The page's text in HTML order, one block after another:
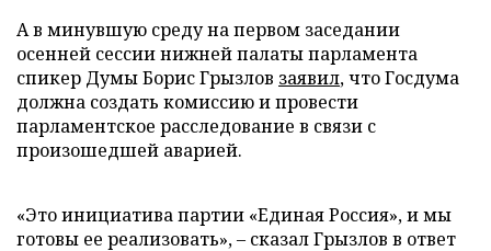
А в минувшую среду на первом заседании
осенней сессии нижней палаты парламента
спикер Думы Борис Грызлов заявил, что Госдума
должна создать комиссию и провести
парламентское расследование в связи с
произошедшей аварией.
«Это инициатива партии «Единая Россия», и мы
готовы ее реализовать», – сказал Грызлов в ответ